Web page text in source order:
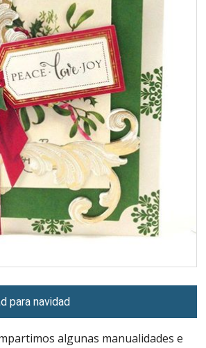
para navidad
algunas manualidades e